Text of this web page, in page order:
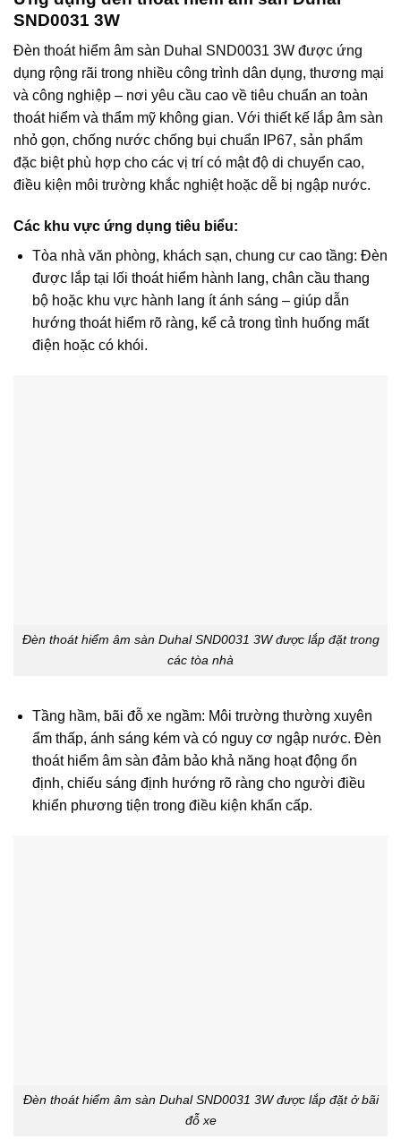
SND0031 3W
Đèn thoát hiểm âm sàn Duhal SND0031 3W được ứng
dụng rộng rãi trong nhiều công trình dân dụng, thương mại
và công nghiệp – nơi yêu cầu cao về tiêu chuẩn an toàn
thoát hiểm và thẩm mỹ không gian. Với thiết kế lắp âm sàn
nhỏ gọn, chống nước chống bụi chuẩn IP67, sản phẩm
đặc biệt phù hợp cho các vị trí có mật độ di chuyển cao,
điều kiện môi trường khắc nghiệt hoặc dễ bị ngập nước.
Các khu vực ứng dụng tiêu biểu:
Tòa nhà văn phòng, khách sạn, chung cư cao tầng: Đèn
được lắp tại lối thoát hiểm hành lang, chân cầu thang
bộ hoặc khu vực hành lang ít ánh sáng – giúp dẫn
hướng thoát hiểm rõ ràng, kể cả trong tình huống mất
điện hoặc có khói.
Đèn thoát hiểm âm sàn Duhal SND0031 3W được lắp đặt trong
các tòa nhà
Tầng hầm, bãi đỗ xe ngầm: Môi trường thường xuyên
ẩm thấp, ánh sáng kém và có nguy cơ ngập nước. Đèn
thoát hiểm âm sàn đảm bảo khả năng hoạt động ổn
định, chiếu sáng định hướng rõ ràng cho người điều
khiển phương tiện trong điều kiện khẩn cấp.
Đèn thoát hiểm âm sàn Duhal SND0031 3W được lắp đặt ở bãi
đỗ xe